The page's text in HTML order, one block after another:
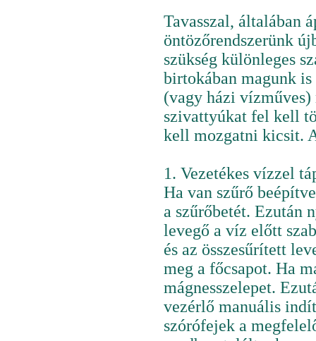
Tavasszal, általában
öntözőrendszerünk
szükség különleges
birtokában magunk
(vagy házi vízműves)
szivattyúkat fel kell
kell mozgatni kicsit.
1. Vezetékes vízzel
Ha van szűrő
a szűrőbetét. Ezután
levegő a víz előtt
és az összesűrített
meg a főcsapot. Ha
mágnesszelepet.
vezérlő manuális
szórófejek a